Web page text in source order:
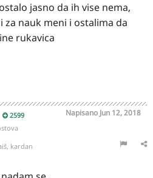
jasno da ih vise nema,
za nauk meni i ostalima da
rukavica
2599 Napisano Jun 12, 2018
kardan